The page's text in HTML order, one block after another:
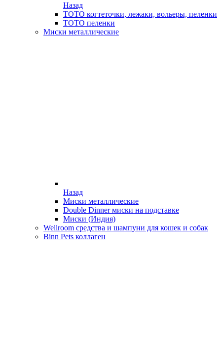
Назад
ТОТО когтеточки, лежаки, вольеры, пеленки
ТОТО пеленки
Миски металлические
Назад
Миски металлические
Double Dinner миски на подставке
Миски (Индия)
Wellroom средства и шампуни для кошек и собак
Binn Pets коллаген